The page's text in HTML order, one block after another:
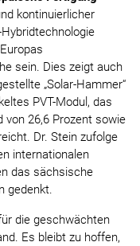
kontinuierlicher
sein. Dies zeigt auch
„Solar-Hammer“
PVT-Modul, das
von 26,6 Prozent sowie
Dr. Stein zufolge
internationalen
das sächsische
gedenkt.
die geschwächten
Es bleibt zu hoffen,